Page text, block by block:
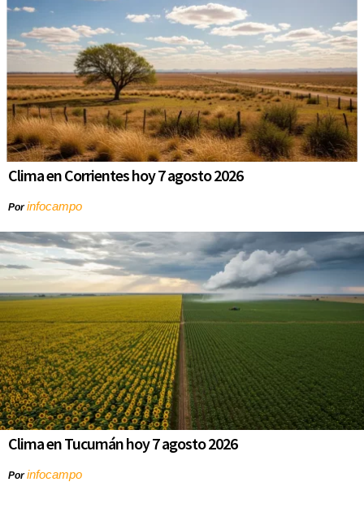
Clima en Corrientes hoy 7 agosto 2026
Porinfocampo
Clima en Tucumán hoy 7 agosto 2026
Porinfocampo